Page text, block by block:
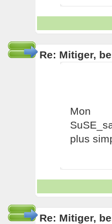
Re: Mitiger,
plus
Re: Mitiger,